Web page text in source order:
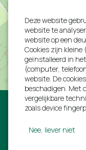
Familie Billet
"Erg toffe plek,
aankomst
werd alles goed
Familie van de
Deze website
website te
website op een
Cookies zijn
geïnstalleerd in
(computer,
website. De
beschadigen. Met
vergelijkbare
zoals device
Nee, liever niet